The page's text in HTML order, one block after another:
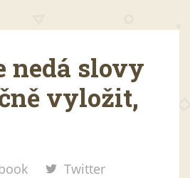
nedá slovy
vyložit,
Twitter